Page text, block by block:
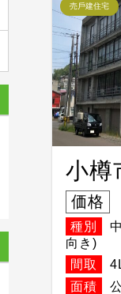
売⼾建住宅
小樽
価格
種別
向き)
間取
面積